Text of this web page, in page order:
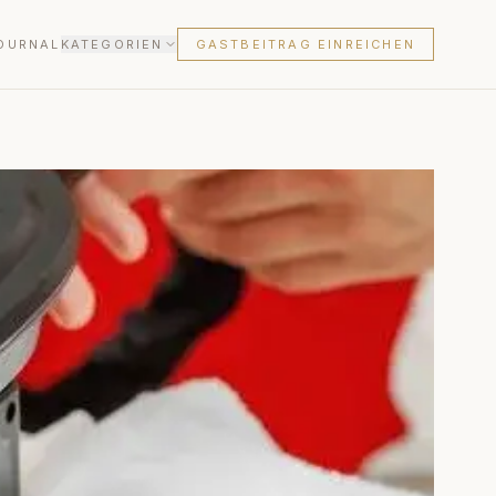
KATEGORIEN GASTBEITRAG EINREICHEN